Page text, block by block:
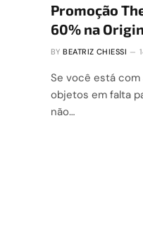
Promoção
60% na
BY BEATRIZ CHIESSI
Se você está
objetos em falta
não…